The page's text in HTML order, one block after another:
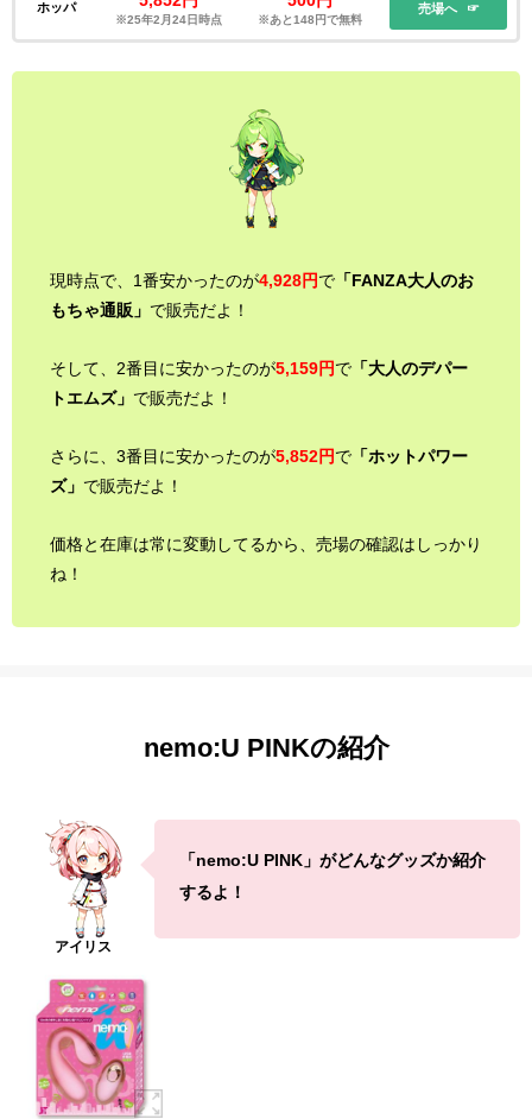
ホッパ
※25年2月24日時点 ※あと148円で無料
売場へ
現時点で、1番安かったのが4,928円で 「FANZA大人のお
もちゃ通販」 で販売だよ！
そして、2番目に安かったのが5,159円で 「大人のデパー
トエムズ」 で販売だよ！
さらに、3番目に安かったのが5,852円で 「ホットパワー
ズ」 で販売だよ！
価格と在庫は常に変動してるから、売場の確認はしっかり
ね！
nemo:U PINKの紹介
「nemo:U PINK」がどんなグッズか紹介
するよ！